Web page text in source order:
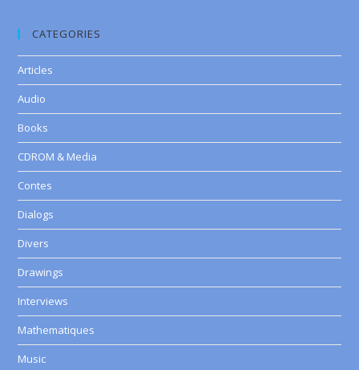
CATEGORIES
Articles
Audio
Books
CDROM & Media
Contes
Dialogs
Divers
Drawings
Interviews
Mathematiques
Music